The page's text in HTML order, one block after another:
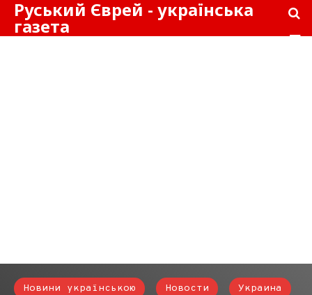
Руський Єврей - українська
газета
Новини українською Новости Украина